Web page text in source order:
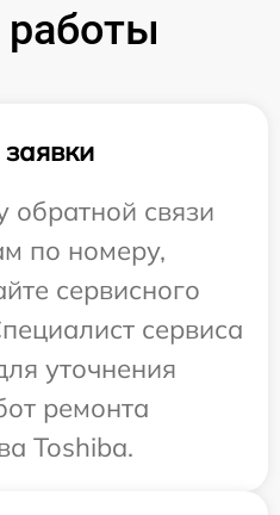
связи
по номеру,
сервисного
сервиса
уточнения
ремонта
Toshiba.